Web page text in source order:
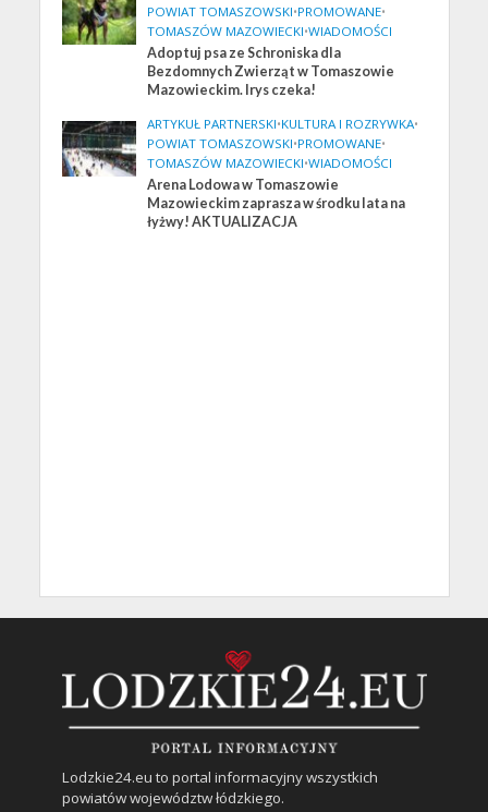
POWIAT TOMASZOWSKI•PROMOWANE•
TOMASZÓW MAZOWIECKI•WIADOMOŚCI
Adoptuj psa ze Schroniska dla
Bezdomnych Zwierząt w Tomaszowie
Mazowieckim. Irys czeka!
ARTYKUŁ PARTNERSKI•KULTURA I ROZRYWKA•
POWIAT TOMASZOWSKI•PROMOWANE•
TOMASZÓW MAZOWIECKI•WIADOMOŚCI
Arena Lodowa w Tomaszowie
Mazowieckim zaprasza w środku lata na
łyżwy! AKTUALIZACJA
Lodzkie24.eu to portal informacyjny wszystkich
powiatów województw łódzkiego.